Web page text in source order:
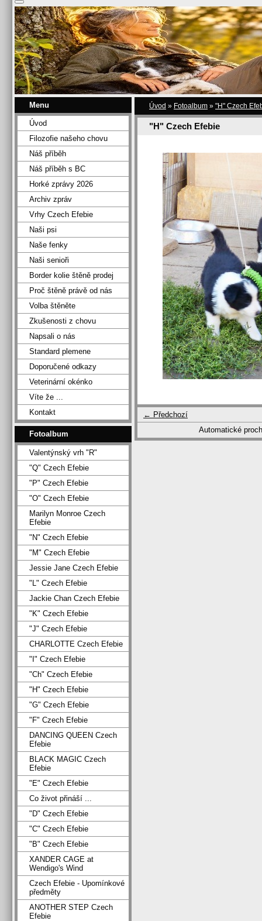
Úvod » Fotoalbum » "H" Czech
"H" Czech Efebie
← Předchozí
Automatické
Menu
Úvod
Filozofie našeho chovu
Náš příběh
Náš příběh s BC
Horké zprávy 2026
Archiv zpráv
Vrhy Czech Efebie
Naši psi
Naše fenky
Naši senioři
Border kolie štěně prodej
Proč štěně právě od nás
Volba štěněte
Zkušenosti z chovu
Napsali o nás
Standard plemene
Doporučené odkazy
Veterinární okénko
Víte že ...
Kontakt
Fotoalbum
Valentýnský vrh "R"
"Q" Czech Efebie
"P" Czech Efebie
"O" Czech Efebie
Marilyn Monroe Czech
Efebie
"N" Czech Efebie
"M" Czech Efebie
Jessie Jane Czech Efebie
"L" Czech Efebie
Jackie Chan Czech Efebie
"K" Czech Efebie
"J" Czech Efebie
CHARLOTTE Czech Efebie
"I" Czech Efebie
"Ch" Czech Efebie
"H" Czech Efebie
"G" Czech Efebie
"F" Czech Efebie
DANCING QUEEN Czech
Efebie
BLACK MAGIC Czech
Efebie
"E" Czech Efebie
Co život přináší ...
"D" Czech Efebie
"C" Czech Efebie
"B" Czech Efebie
XANDER CAGE at
Wendigo's Wind
Czech Efebie - Upomínkové
předměty
ANOTHER STEP Czech
Efebie